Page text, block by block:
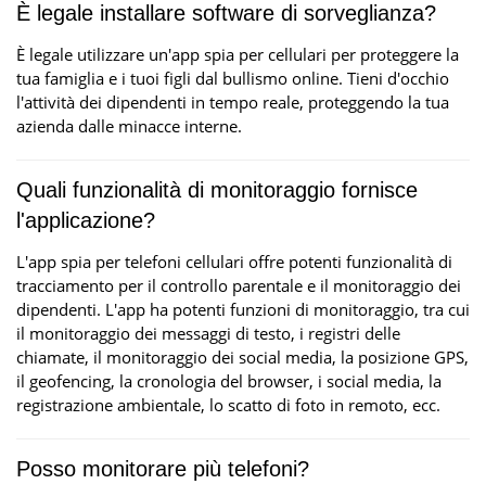
È legale installare software di sorveglianza?
È legale utilizzare un'app spia per cellulari per proteggere la
tua famiglia e i tuoi figli dal bullismo online. Tieni d'occhio
l'attività dei dipendenti in tempo reale, proteggendo la tua
azienda dalle minacce interne.
Quali funzionalità di monitoraggio fornisce
l'applicazione?
L'app spia per telefoni cellulari offre potenti funzionalità di
tracciamento per il controllo parentale e il monitoraggio dei
dipendenti. L'app ha potenti funzioni di monitoraggio, tra cui
il monitoraggio dei messaggi di testo, i registri delle
chiamate, il monitoraggio dei social media, la posizione GPS,
il geofencing, la cronologia del browser, i social media, la
registrazione ambientale, lo scatto di foto in remoto, ecc.
Posso monitorare più telefoni?